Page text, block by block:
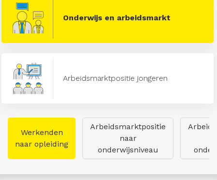
Onderwijs en arbeidsmarkt
Arbeidsmarktpositie jongeren
Werkenden
naar opleiding
Arbeidsmarktpositie
naar
onderwijsniveau